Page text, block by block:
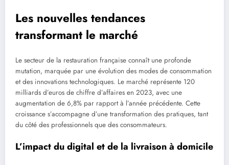
Les nouvelles tendances
transformant le marché
Le secteur de la restauration française connaît une profonde
mutation, marquée par une évolution des modes de consommation
et des innovations technologiques. Le marché représente 120
milliards d’euros de chiffre d’affaires en 2023, avec une
augmentation de 6,8% par rapport à l’année précédente. Cette
croissance s’accompagne d’une transformation des pratiques, tant
du côté des professionnels que des consommateurs.
L’impact du digital et de la livraison à domicile